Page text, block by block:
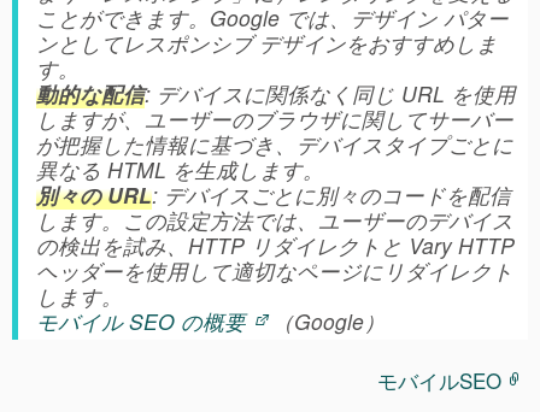
ことができます。Google では、デザイン パター
ンとしてレスポンシブ デザインをおすすめしま
す。
動的な配信: デバイスに関係なく同じ URL を使用
しますが、ユーザーのブラウザに関してサーバー
が把握した情報に基づき、デバイスタイプごとに
異なる HTML を生成します。
別々の URL: デバイスごとに別々のコードを配信
します。この設定方法では、ユーザーのデバイス
の検出を試み、HTTP リダイレクトと Vary HTTP
ヘッダーを使用して適切なページにリダイレクト
します。
モバイル SEO の概要
（Google）
モバイルSEO